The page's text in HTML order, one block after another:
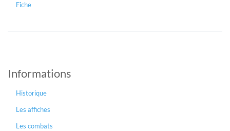
Fiche
Informations
Historique
Les affiches
Les combats